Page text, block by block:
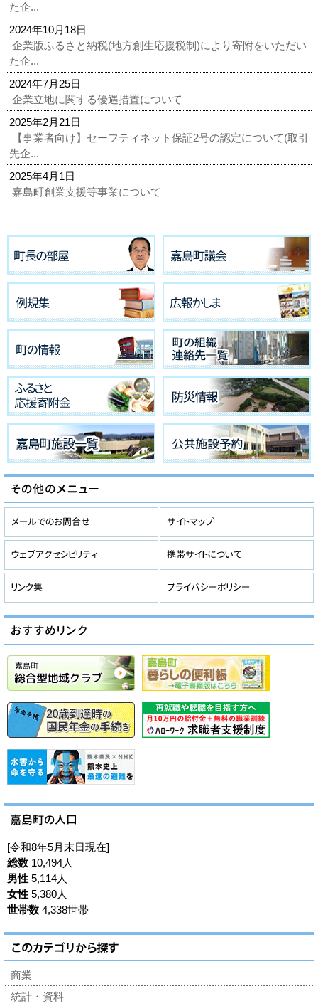
た企...
2024年10月18日
企業版ふるさと納税(地方創生応援税制)により寄附をいただい
た企...
2024年7月25日
企業立地に関する優遇措置について
2025年2月21日
【事業者向け】セーフティネット保証2号の認定について(取引
先企...
2025年4月1日
嘉島町創業支援等事業について
[令和8年5月末日現在]
総数 10,494人
男性 5,114人
女性 5,380人
世帯数 4,338世帯
商業
統計・資料